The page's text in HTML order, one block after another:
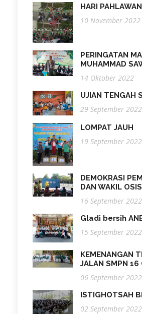
HARI PAHLAWAN
10 November 2022
PERINGATAN
MUHAMMAD
14 Oktober 2022
UJIAN TENGAH
29 September 2022
LOMPAT JAUH
19 September 2022
DEMOKRASI
DAN WAKIL OSIS
16 September 2022
Gladi bersih
15 September 2022
KEMENANGAN
JALAN SMPN 16
06 September 2022
ISTIGHOTSAH
02 September 2022